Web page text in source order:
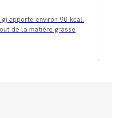
apporte environ 90 kcal.
de la matière grasse